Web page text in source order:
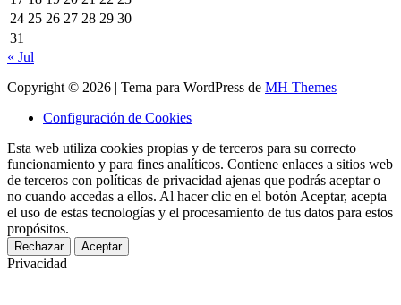
24 25 26 27 28 29 30
31
« Jul
Copyright © 2026 | Tema para WordPress de MH Themes
Configuración de Cookies
Esta web utiliza cookies propias y de terceros para su correcto
funcionamiento y para fines analíticos. Contiene enlaces a sitios web
de terceros con políticas de privacidad ajenas que podrás aceptar o
no cuando accedas a ellos. Al hacer clic en el botón Aceptar, acepta
el uso de estas tecnologías y el procesamiento de tus datos para estos
propósitos.
Rechazar Aceptar
Privacidad